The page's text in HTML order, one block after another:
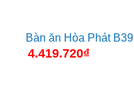
Bàn ăn Hòa Phát B39
4.419.720₫